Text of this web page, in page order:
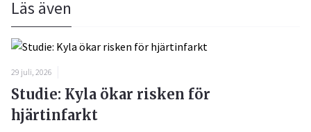
Läs även
29 juli, 2026
Studie: Kyla ökar risken för
hjärtinfarkt